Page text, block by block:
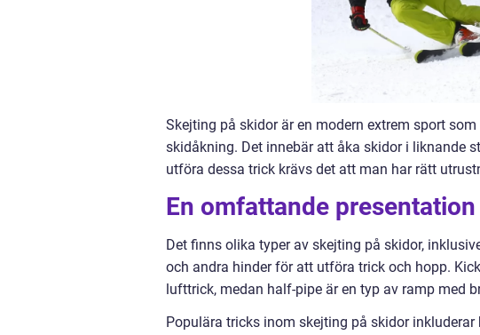
Skejting på skidor är en modern extrem sport
skidåkning. Det innebär att åka skidor i liknande
utföra dessa trick krävs det att man har rätt
En omfattande
Det finns olika typer av skejting på skidor,
och andra hinder för att utföra trick och hopp.
lufttrick, medan half-pipe är en typ av ramp med
Populära tricks inom skejting på skidor